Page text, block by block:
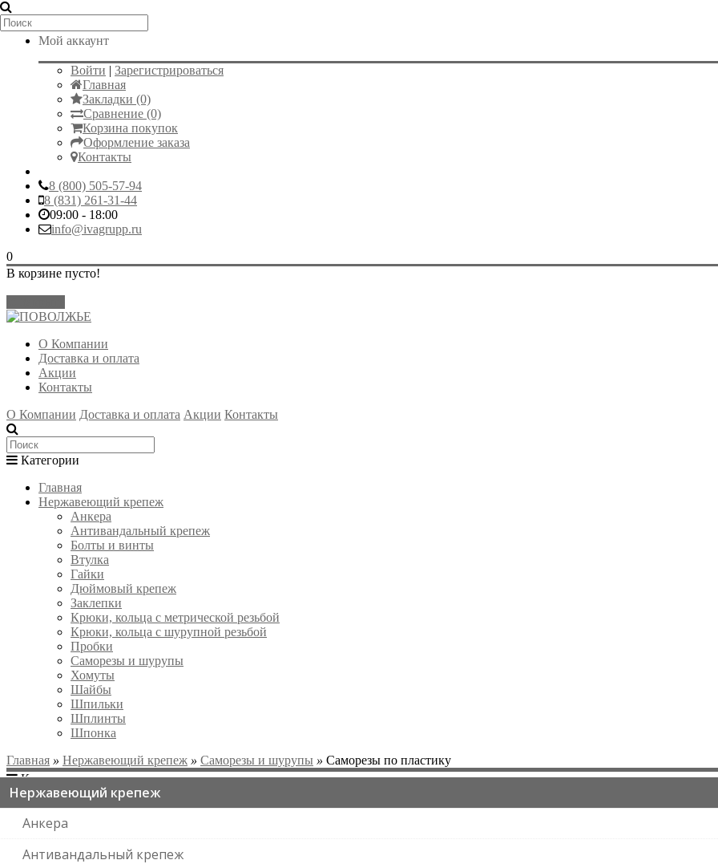
Мой аккаунт
Войти | Зарегистрироваться
Главная
Закладки (0)
Сравнение (0)
Корзина покупок
Оформление заказа
Контакты
8 (800) 505-57-94
8 (831) 261-31-44
09:00 - 18:00
info@ivagrupp.ru
0
В корзине пусто!
О Компании
Доставка и оплата
Акции
Контакты
О Компании Доставка и оплата Акции Контакты
Категории
Главная
Нержавеющий крепеж
Анкера
Антивандальный крепеж
Болты и винты
Втулка
Гайки
Дюймовый крепеж
Заклепки
Крюки, кольца с метрической резьбой
Крюки, кольца с шурупной резьбой
Пробки
Саморезы и шурупы
Хомуты
Шайбы
Шпильки
Шплинты
Шпонка
Главная » Нержавеющий крепеж » Саморезы и шурупы » Саморезы по пластику
Категории
Нержавеющий крепеж
Анкера
Антивандальный крепеж